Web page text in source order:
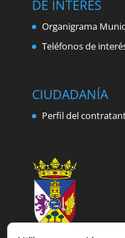
DE INTERÉS
Organigrama
Teléfonos de
CIUDADANÍA
Perfil del